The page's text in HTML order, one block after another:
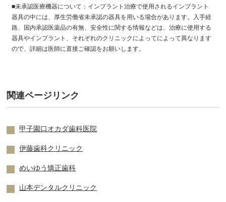
■未承認医療機器について：インプラント治療で使用されるインプラント
器具の中には、厚生労働省未承認の器具を用いる場合があります。入手経
路、国内承認医薬品の有無、安全性に関する情報などは、治療に使用する
器具やインプラント、それぞれのクリニックによってによって異なります
ので、詳細は医師に直接ご確認をお願いします。
関連ページリンク
甲子園口オカダ歯科医院
伊藤歯科クリニック
めいゆう矯正歯科
山本デンタルクリニック